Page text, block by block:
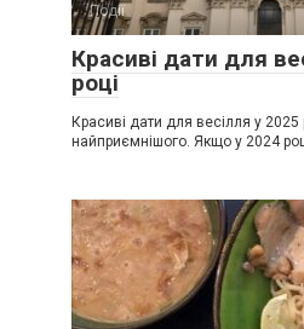
Події
Красиві дати для
році
Красиві дати для весілля у
найприємнішого. Якщо у 2024